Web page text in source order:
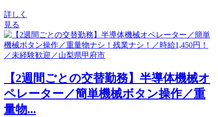
詳しく
見る
【2週間ごとの交替勤務】半導体機械オ
ペレーター／簡単機械ボタン操作／重
量物...